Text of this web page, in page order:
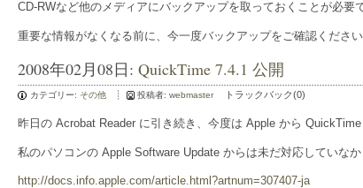
CD-RWなど他のメディアにバックアップを取っておくことが必要で
重要な情報がなくなる前に、今一度バックアップをご確認ください
2008年02月08日: QuickTime 7.4.1 公開
カテゴリー: その他 投稿者: webmaster トラックバック(0)
昨日の Acrobat Reader に引き続き、今度は Apple から
私のパソコンの Apple Software Update からは未だ対応していな
http://docs.info.apple.com/article.html?artnum=307407-ja